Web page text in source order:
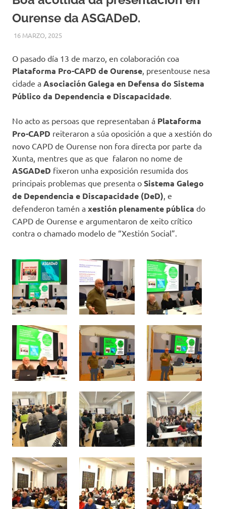
Ourense da ASGADeD.
16 MARZO, 2025ASGADED
MISCELANEA
O pasado día 13 de marzo, en colaboración coa
Plataforma Pro-CAPD de Ourense, presentouse nesa
cidade a Asociación Galega en Defensa do Sistema
Público da Dependencia e Discapacidade.
No acto as persoas que representaban á Plataforma
Pro-CAPD reiteraron a súa oposición a que a xestión do
novo CAPD de Ourense non fora directa por parte da
Xunta, mentres que as que falaron no nome de
ASGADeD fixeron unha exposición resumida dos
principais problemas que presenta o Sistema Galego
de Dependencia e Discapacidade (DeD), e
defenderon tamén a xestión plenamente pública do
CAPD de Ourense e argumentaron de xeito crítico
contra o chamado modelo de “Xestión Social”.